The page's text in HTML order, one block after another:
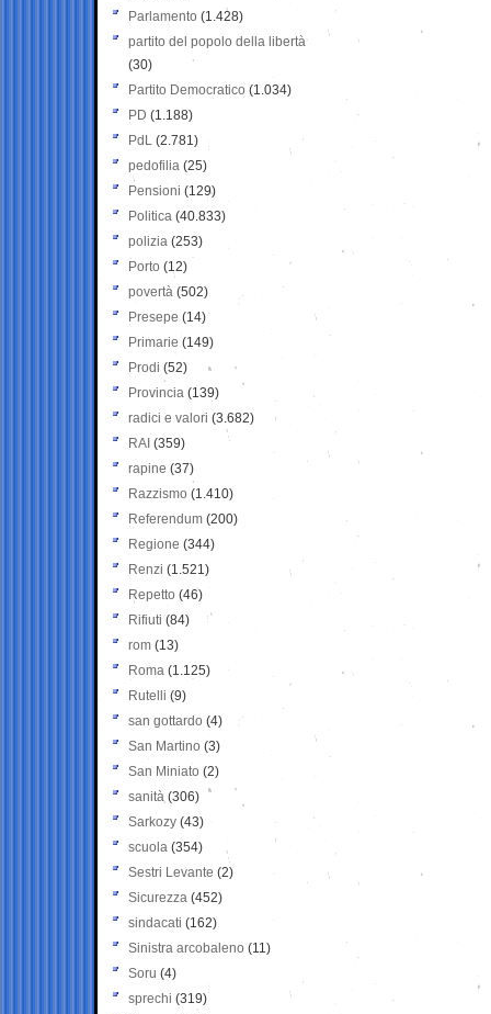
Parlamento (1.428)
partito del popolo della libertà
(30)
Partito Democratico (1.034)
PD (1.188)
PdL (2.781)
pedofilia (25)
Pensioni (129)
Politica (40.833)
polizia (253)
Porto (12)
povertà (502)
Presepe (14)
Primarie (149)
Prodi (52)
Provincia (139)
radici e valori (3.682)
RAI (359)
rapine (37)
Razzismo (1.410)
Referendum (200)
Regione (344)
Renzi (1.521)
Repetto (46)
Rifiuti (84)
rom (13)
Roma (1.125)
Rutelli (9)
san gottardo (4)
San Martino (3)
San Miniato (2)
sanità (306)
Sarkozy (43)
scuola (354)
Sestri Levante (2)
Sicurezza (452)
sindacati (162)
Sinistra arcobaleno (11)
Soru (4)
sprechi (319)